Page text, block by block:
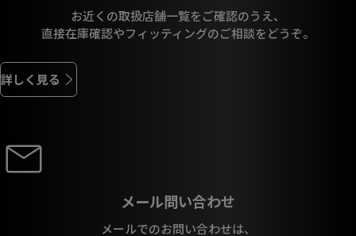
お近くの取扱店舗一覧をご確認のうえ、
直接在庫確認やフィッティングのご相談をどうぞ。
詳しく見る
メール問い合わせ
メールでのお問い合わせは、